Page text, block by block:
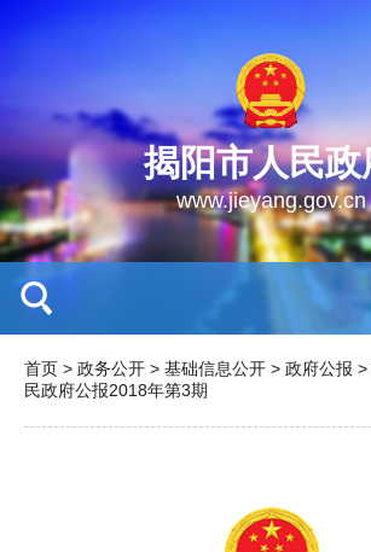
揭阳市人民政
www.jieyang.gov.cn
首页 > 政务公开 > 基础信息公开 > 政府公报 >
民政府公报2018年第3期